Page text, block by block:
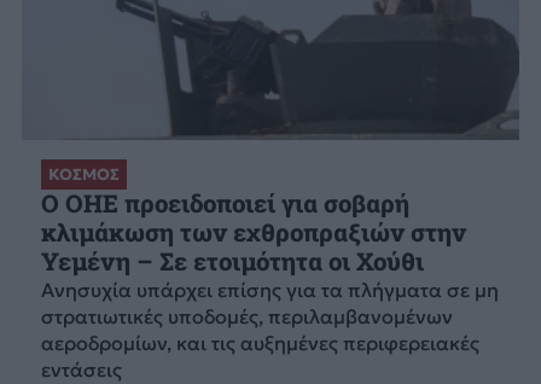
ΚΟΣΜΟΣ
Ο ΟΗΕ προειδοποιεί για σοβαρή
κλιμάκωση των εχθροπραξιών στην
Υεμένη – Σε ετοιμότητα οι Χούθι
Ανησυχία υπάρχει επίσης για τα πλήγματα σε μη
στρατιωτικές υποδομές, περιλαμβανομένων
αεροδρομίων, και τις αυξημένες περιφερειακές
εντάσεις